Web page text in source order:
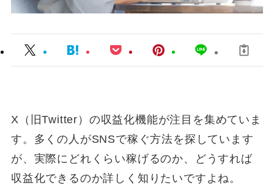
X（旧Twitter）の収益化機能が注目を集めていま
す。多くの人がSNSで稼ぐ方法を探しています
が、実際にどれくらい稼げるのか、どうすれば
収益化できるのか詳しく知りたいですよね。